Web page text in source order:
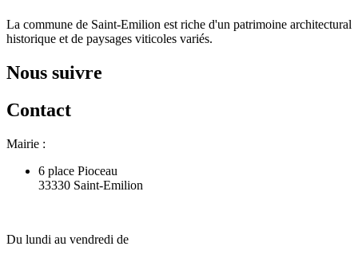
La commune de Saint-Emilion est riche d'un patrimoine architectural
historique et de paysages viticoles variés.
Nous suivre
Contact
Mairie :
6 place Pioceau
33330 Saint-Emilion
Du lundi au vendredi de